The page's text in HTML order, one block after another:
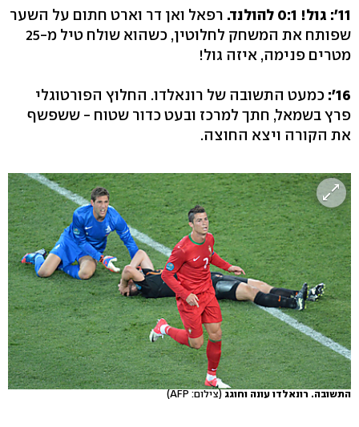
11': גול! 0:1 להולנד.
רפאל ואן דר וארט חתום על השער
שפותח את המשחק לחלוטין, כשהוא שולח טיל מ-25
מטרים פנימה, איזה גול!
16':
כמעט התשובה של רונאלדו. החלוץ הפורטוגלי
פרץ בשמאל, חתך למרכז ובעט כדור שטוח - ששפשף
את הקורה ויצא החוצה.
התשובה. רונאלדו עונה וחוגג (צילום: AFP)